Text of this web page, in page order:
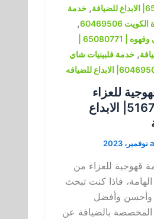
,خدمة
60469506
,
,خدمة فلبينيات شاي
للعزاء
|51678199| الابداع
قهوجية للعزاء من
فاذا كنت تبحث
وأحسن وأفضل
المخصصة بالضيافة عن